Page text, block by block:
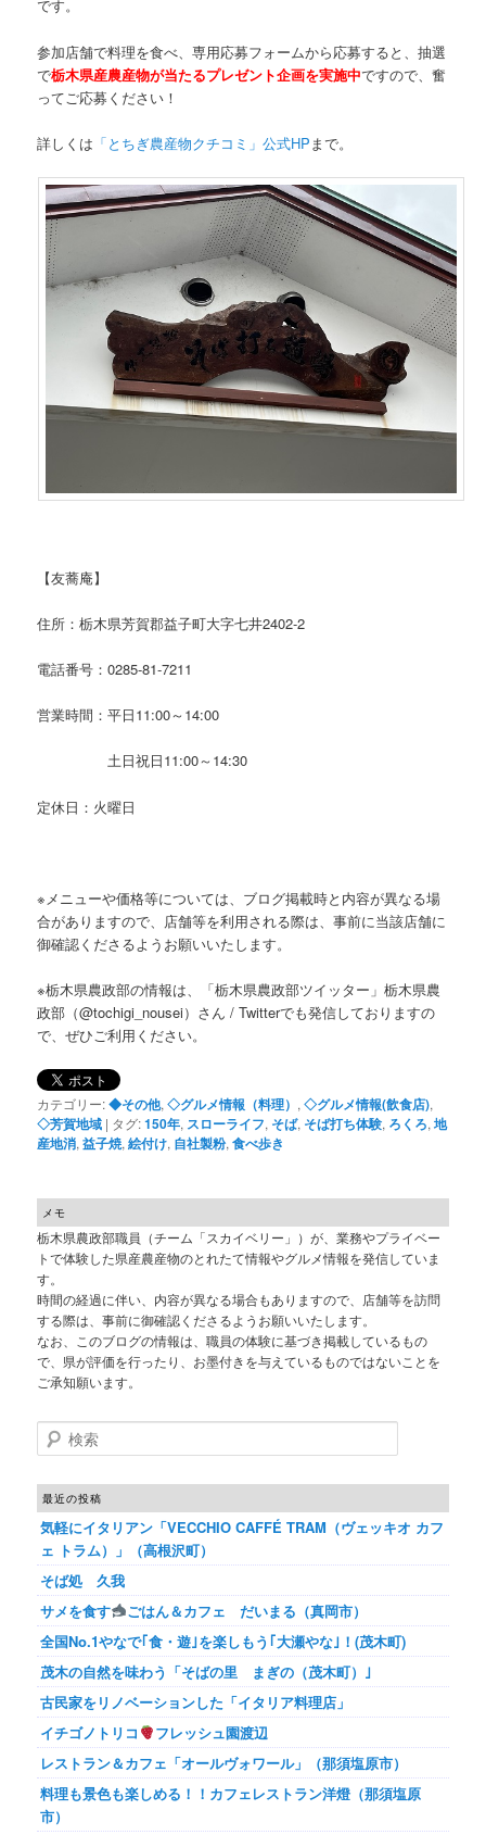
です。
参加店舗で料理を食べ、専用応募フォームから応募すると、抽選
で栃木県産農産物が当たるプレゼント企画を実施中ですので、奮
ってご応募ください！
詳しくは 「とちぎ農産物クチコミ」公式HP まで。
【友蕎庵】
住所：栃木県芳賀郡益子町大字七井2402-2
電話番号：0285-81-7211
営業時間：平日11:00～14:00
土日祝日11:00～14:30
定休日：火曜日
※メニューや価格等については、ブログ掲載時と内容が異なる場
合がありますので、店舗等を利用される際は、事前に当該店舗に
御確認くださるようお願いいたします。
※栃木県農政部の情報は、「栃木県農政部ツイッター」栃木県農
政部（@tochigi_nousei）さん / Twitterでも発信しておりますの
で、ぜひご利用ください。
カテゴリー:◆その他,◇グルメ情報（料理） ,◇グルメ情報(飲食店),
◇芳賀地域 | タグ:150年, スローライフ, そば, そば打ち体験, ろくろ,地
産地消,益子焼,絵付け, 自社製粉,食べ歩き
メモ
栃木県農政部職員（チーム「スカイベリー」）が、業務やプライベー
トで体験した県産農産物のとれたて情報やグルメ情報を発信していま
す。
時間の経過に伴い、内容が異なる場合もありますので、店舗等を訪問
する際は、事前に御確認くださるようお願いいたします。
なお、このブログの情報は、職員の体験に基づき掲載しているもの
で、県が評価を行ったり、お墨付きを与えているものではないことを
ご承知願います。
検索
最近の投稿
気軽にイタリアン「VECCHIO CAFFÉ TRAM（ヴェッキオ カフ
ェ トラム）」（高根沢町）
そば処 久我
サメを食す
ごはん＆カフェ だいまる（真岡市）
全国No.1やなで｢食・遊｣を楽しもう｢大瀬やな｣！(茂木町)
茂木の自然を味わう「そばの里 まぎの（茂木町）｣
古民家をリノベーションした「イタリア料理店」
イチゴノトリコ
フレッシュ園渡辺
レストラン＆カフェ「オールヴォワール」（那須塩原市）
料理も景色も楽しめる！！カフェレストラン洋燈（那須塩原
市）